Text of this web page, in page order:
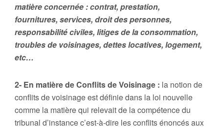
matière concernée : contrat, prestation,
fournitures, services, droit des personnes,
responsabilité civiles, litiges de la consommation,
troubles de voisinages, dettes locatives, logement,
etc…
2- En matière de Conflits de Voisinage : la notion de
conflits de voisinage est définie dans la loi nouvelle
comme la matière qui relevait de la compétence du
tribunal d’instance c’est-à-dire les conflits énoncés aux